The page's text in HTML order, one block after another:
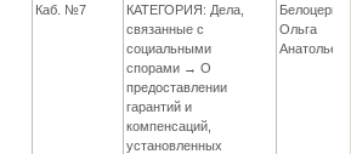
Каб. №7
КАТЕГОРИЯ: Дела,
связанные с
социальными
спорами → О
предоставлении
гарантий и
компенсаций,
установленных
Ольга